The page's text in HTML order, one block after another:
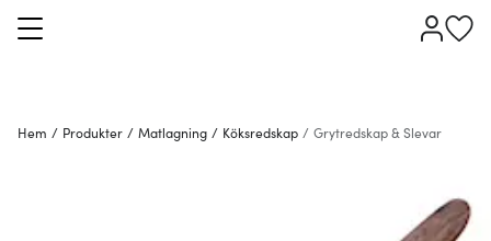
Hem / Produkter / Matlagning / Köksredskap / Grytredskap & Slevar